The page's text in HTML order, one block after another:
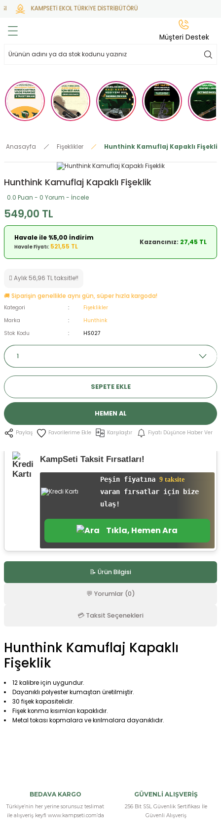
KAMPSETİ EKOL TÜRKİYE DİSTRİBÜTÖRÜ
Geri Dön
Mermisi
Geri Dön
Geri Dön
Geri Dön
Geri Dön
Anasayfa Fişeklikler Hunthink Kamuflaj Kapaklı Fişeklik
Hunthink Kamuflaj Kapaklı Fişeklik
0.0 Puan - 0 Yorum - İncele
549,00 TL
Havale ile %5,00 İndirim
Havale Fiyatı: 521,55 TL
Kazancınız: 27,45 TL
Aylık 56,96 TL taksitle!!
🚚 Siparişin genellikle aynı gün, süper hızla kargoda!
Kategori
Fişeklikler
Marka
Hunthink
Stok Kodu
HS027
SEPETE EKLE
HEMEN AL
Paylaş Karşılaştır Fiyatı Düşünce Haber Ver
KampSeti Taksit Fırsatları!
Peşin fiyatına 9 taksite
varan fırsatlar için bize
ulaş!
Tıkla, Hemen Ara
📝 Ürün Bilgisi
💬 Yorumlar (0)
💳 Taksit Seçenekleri
Hunthink Kamuflaj Kapaklı
Fişeklik
12 kalibre için uygundur.
Dayanıklı polyester kumaştan üretilmiştir.
30 fişek kapasitelidir.
Fişek konma kısımları kapaklıdır.
Metal tokası kopmalara ve kırılmalara dayanıklıdır.
BEDAVA KARGO
Türkiye’nin her yerine sorunsuz teslimat
ile alışveriş keyfi www.kampseti.com’da
GÜVENLİ ALIŞVERİŞ
256 Bit SSL Güvenlik Sertifikası İle
Güvenli Alışveriş